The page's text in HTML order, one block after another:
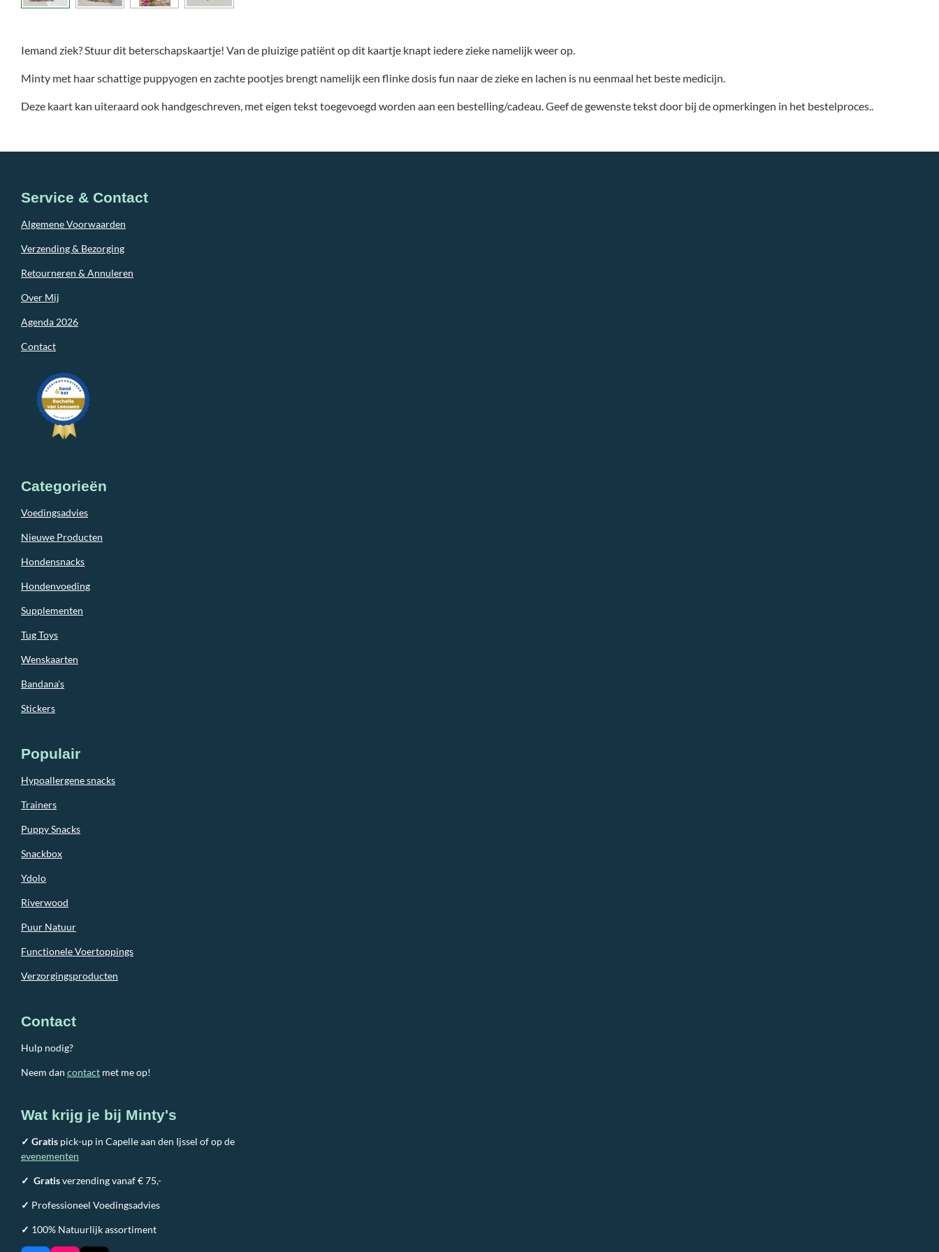
Iemand ziek? Stuur dit beterschapskaartje! Van de pluizige patiënt op dit kaartje knapt iedere zieke namelijk weer op.
Minty met haar schattige puppyogen en zachte pootjes brengt namelijk een flinke dosis fun naar de zieke en lachen is nu eenmaal het beste medicijn.
Deze kaart kan uiteraard ook handgeschreven, met eigen tekst toegevoegd worden aan een bestelling/cadeau. Geef de gewenste tekst door bij de opmerkingen in het bestelproces..
Service & Contact
Algemene Voorwaarden
Verzending & Bezorging
Retourneren & Annuleren
Over Mij
Agenda 2026
Contact
Categorieën
Voedingsadvies
Nieuwe Producten
Hondensnacks
Hondenvoeding
Supplementen
Tug Toys
Wenskaarten
Bandana's
Stickers
Populair
Hypoallergene snacks
Trainers
Puppy Snacks
Snackbox
Ydolo
Riverwood
Puur Natuur
Functionele Voertoppings
Verzorgingsproducten
Contact
Hulp nodig?
Neem dan contact met me op!
Wat krijg je bij Minty's
✓ Gratis pick-up in Capelle aan den Ijssel of op de
evenementen
✓ Gratisverzending vanaf € 75,-
✓ Professioneel Voedingsadvies
✓ 100% Natuurlijk assortiment